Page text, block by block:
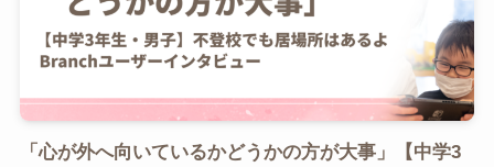
「心が外へ向いているかどうかの方が大事」【中学3